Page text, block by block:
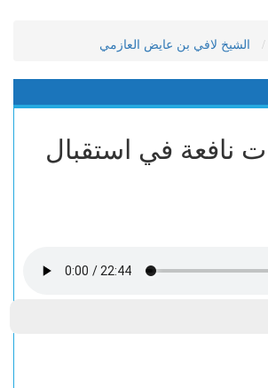
الشيخ لافي بن عايض العازمي
نافعة في استقبال